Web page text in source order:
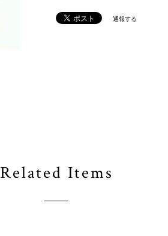
通報する
Related Items